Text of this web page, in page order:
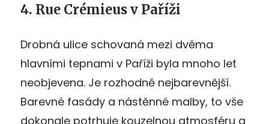
4. Rue Crémieus v Paříži
Drobná ulice schovaná mezi dvěma
hlavními tepnami v Paříži byla mnoho let
neobjevena. Je rozhodně nejbarevnější.
Barevné fasády a nástěnné malby, to vše
dokonale potrhuje kouzelnou atmosféru a